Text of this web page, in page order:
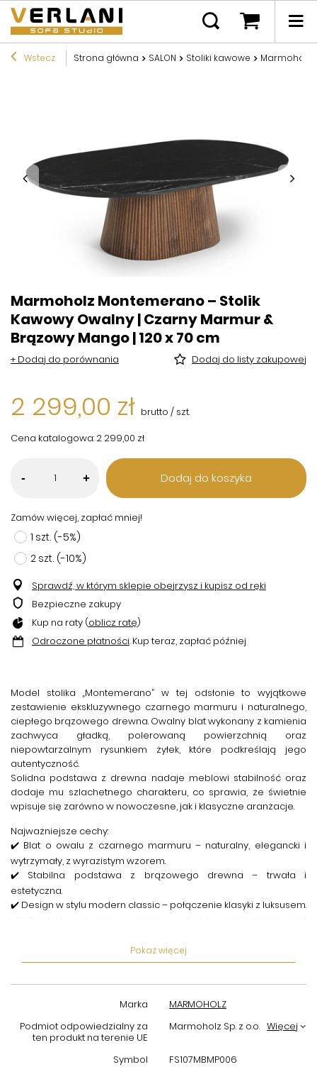
Wstecz Strona główna SALON Stoliki kawowe Marmoholz
Marmoholz Montemerano – Stolik
Kawowy Owalny | Czarny Marmur &
Brązowy Mango | 120 x 70 cm
+ Dodaj do porównania Dodaj do listy zakupowej
2 299,00 zł brutto / szt.
Cena katalogowa: 2 299,00 zł
- + Dodaj do koszyka
Zamów więcej, zapłać mniej!
1 szt. (-5%)
2 szt. (-10%)
Sprawdź, w którym sklepie obejrzysz i kupisz od ręki
Bezpieczne zakupy
Kup na raty (oblicz ratę)
Odroczone płatności. Kup teraz, zapłać później
Model stolika „Montemerano” w tej odsłonie to wyjątkowe
zestawienie ekskluzywnego czarnego marmuru i naturalnego,
ciepłego brązowego drewna. Owalny blat wykonany z kamienia
zachwyca gładką, polerowaną powierzchnią oraz
niepowtarzalnym rysunkiem żyłek, które podkreślają jego
autentyczność.
Solidna podstawa z drewna nadaje meblowi stabilność oraz
dodaje mu szlachetnego charakteru, co sprawia, że świetnie
wpisuje się zarówno w nowoczesne, jak i klasyczne aranżacje.
Najważniejsze cechy:
✔️ Blat o owalu z czarnego marmuru – naturalny, elegancki i
wytrzymały, z wyrazistym wzorem.
✔️ Stabilna podstawa z brązowego drewna – trwała i
estetyczna.
✔️ Design w stylu modern classic – połączenie klasyki z luksusem.
✔️ Wszechstronne zastosowanie – idealny do salonu, sypialni
czy przestrzeni recepcyjnych.
„Montemerano” to harmonijne połączenie chłodu marmuru z
element wyposażenia wnętrz. Naturalne materiały oraz solidne
wykonanie gwarantują trwałość i wyjątkowy wygląd na lata.
Pokaż więcej
Marka
MARMOHOLZ
Podmiot odpowiedzialny za
ten produkt na terenie UE
Marmoholz Sp. z o.o. Więcej
Symbol
FS107MBMP006